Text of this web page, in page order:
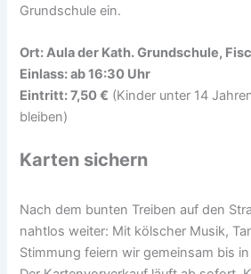
Grundschule ein.
Ort: Aula der Kath. Grundschule,
Einlass: ab 16:30 Uhr
Eintritt: 7,50 € (Kinder unter 14
bleiben)
Karten sichern
Nach dem bunten Treiben auf den
nahtlos weiter: Mit kölscher Musik,
Stimmung feiern wir gemeinsam bis